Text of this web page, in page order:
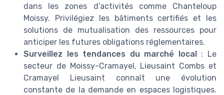
dans les zones d’activités comme Chanteloup
Moissy. Privilégiez les bâtiments certifiés et les
solutions de mutualisation des ressources pour
anticiper les futures obligations réglementaires.
Surveillez les tendances du marché local: Le
secteur de Moissy-Cramayel, Lieusaint Combs et
Cramayel Lieusaint connaît une évolution
constante de la demande en espaces logistiques.